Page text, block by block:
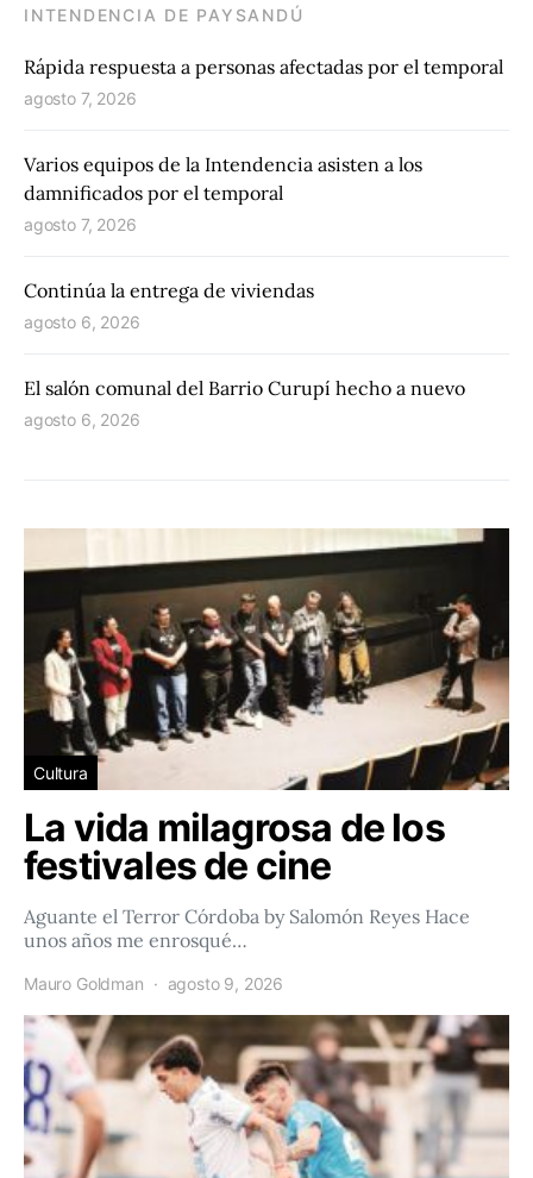
INTENDENCIA DE PAYSANDÚ
Rápida respuesta a personas afectadas por el temporal
agosto 7, 2026
Varios equipos de la Intendencia asisten a los
damnificados por el temporal
agosto 7, 2026
Continúa la entrega de viviendas
agosto 6, 2026
El salón comunal del Barrio Curupí hecho a nuevo
agosto 6, 2026
Cultura
La vida milagrosa de los
festivales de cine
Aguante el Terror Córdoba by Salomón Reyes Hace
unos años me enrosqué…
Mauro Goldman agosto 9, 2026